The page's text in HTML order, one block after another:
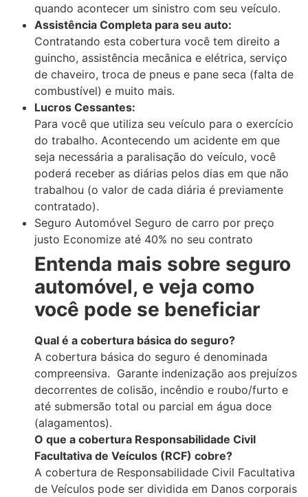
quando acontecer um sinistro com seu veículo.
Assistência Completa para seu auto:
Contratando esta cobertura você tem direito a
guincho, assistência mecânica e elétrica, serviço
de chaveiro, troca de pneus e pane seca (falta de
combustível) e muito mais.
Lucros Cessantes:
Para você que utiliza seu veículo para o exercício
do trabalho. Acontecendo um acidente em que
seja necessária a paralisação do veículo, você
poderá receber as diárias pelos dias em que não
trabalhou (o valor de cada diária é previamente
contratado).
Seguro Automóvel Seguro de carro por preço
justo Economize até 40% no seu contrato
Entenda mais sobre seguro
automóvel, e veja como
você pode se beneficiar
Qual é a cobertura básica do seguro?
A cobertura básica do seguro é denominada
compreensiva. Garante indenização aos prejuízos
decorrentes de colisão, incêndio e roubo/furto e
até submersão total ou parcial em água doce
(alagamentos).
O que a cobertura Responsabilidade Civil
Facultativa de Veículos (RCF) cobre?
A cobertura de Responsabilidade Civil Facultativa
de Veículos pode ser dividida em Danos corporais